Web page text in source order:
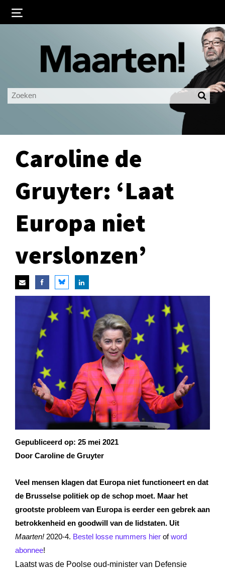
Ingelogd blijven
LOGIN
Caroline de
Gruyter: ‘Laat
Europa niet
verslonzen’
Gepubliceerd op: 25 mei 2021
Door Caroline de Gruyter
Veel mensen klagen dat Europa niet functioneert en dat
de Brusselse politiek op de schop moet. Maar het
grootste probleem van Europa is eerder een gebrek aan
betrokkenheid en goodwill van de lidstaten. Uit
Maarten! 2020-4. Bestel losse nummers hier of word
abonnee!
Laatst was de Poolse oud-minister van Defensie